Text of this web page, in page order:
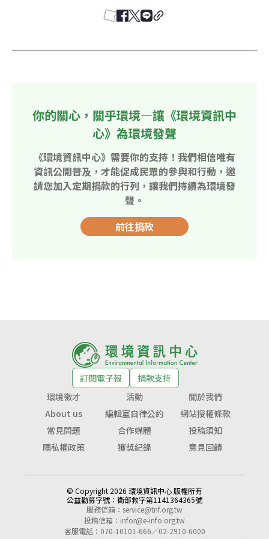
你的關心，關乎環境—讓《環境資訊中
心》為環境發聲
《環境資訊中心》需要你的支持！我們相信唯有
資訊公開普及，才能促成民眾的參與和行動，邀
請您加入定期捐款的行列，讓我們持續為環境發
聲。
前往捐款
訂閱電子報
捐款支持
環境徵才
活動
關於我們
About us
編輯室自律公約
網站授權條款
常見問題
合作媒體
投稿須知
隱私權政策
獲獎紀錄 意見回饋
© Copyright 2026 環境資訊中心 版權所有
公益勸募字號： 衛部救字第1141364365號
服務信箱： service@tnf.org.tw
投稿信箱： infor@e-info.org.tw
客服電話：070-10101-666／02-2910-6000